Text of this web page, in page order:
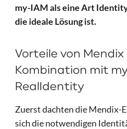
my-IAM als eine Art
die ideale Lösung ist.
Vorteile von Mendix
Kombination mit
RealIdentity
Zuerst dachten die Mendix-
sich die notwendigen